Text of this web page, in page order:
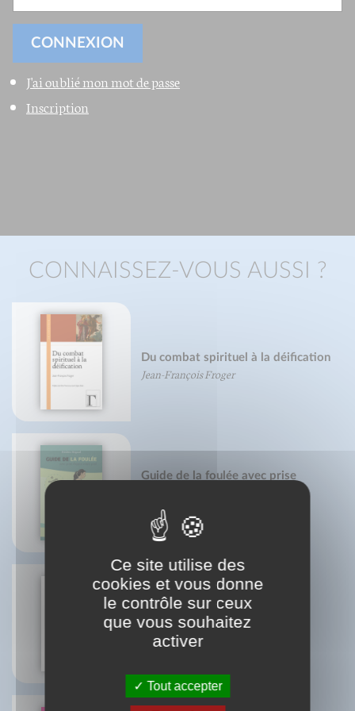
J'ai oublié mon mot de passe
Inscription
CONNAISSEZ-VOUS AUSSI ?
Du combat spirituel à la déification
Jean-François Froger
Guide de la foulée avec prise
Frédéric Brigaud
Méthode d'arts énergétiques
Alain Jacopino
Ce site utilise des
cookies et vous donne
le contrôle sur ceux
que vous souhaitez
activer
Tout accepter